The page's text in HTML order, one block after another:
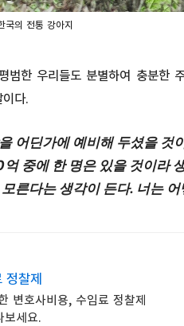
국의 전통 강아지
한 우리들도 분별하여 충분한
다.
어딘가에 예비해 두셨을 것
중에 한 명은 있을 것이라
른다는 생각이 든다. 너는
찰제
변호사비용, 수임료 정찰제
보세요.